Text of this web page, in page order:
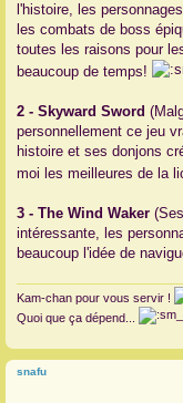
l'histoire, les
les combats de boss
toutes les raisons pour
beaucoup de temps!
2 - Skyward Sword
personnellement ce jeu
histoire et ses donjons
moi les meilleures de la
3 - The Wind Waker
intéressante, les
beaucoup l'idée de
Kam-chan pour vous servir !
Quoi que ça dépend...
snafu